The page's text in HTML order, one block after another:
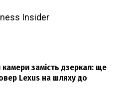
Insider
замість дзеркал: ще
Lexus на шляху до